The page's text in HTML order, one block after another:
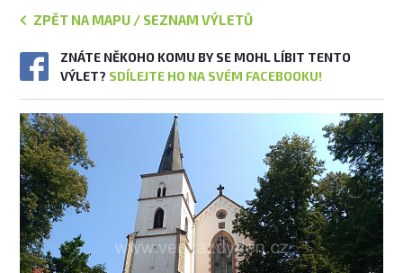
ZPĚT NA MAPU / SEZNAM VÝLETŮ
ZNÁTE NĚKOHO KOMU BY SE MOHL LÍBIT TENTO
VÝLET? SDÍLEJTE HO NA SVÉM FACEBOOKU!